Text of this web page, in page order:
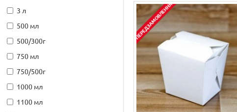
3 л
500 мл
500/300г
750 мл
750/500г
1000 мл
1100 мл
ПЕРЕДЗАМОВЛЕННЯ